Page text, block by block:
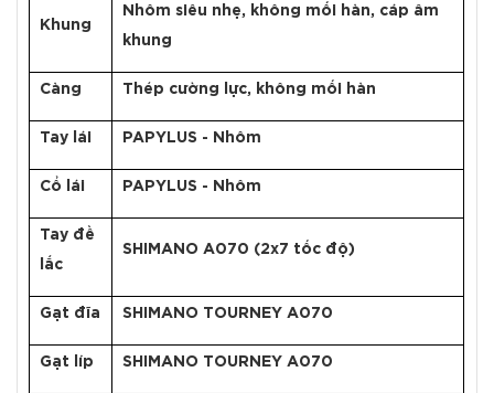
Khung
Nhôm siêu nhẹ, không mối hàn, cáp âm
khung
Càng Thép cường lực, không mối hàn
Tay lái PAPYLUS - Nhôm
Cổ lái PAPYLUS - Nhôm
Tay đề
lắc
SHIMANO A070 (2x7 tốc độ)
Gạt đĩa SHIMANO TOURNEY A070
Gạt líp SHIMANO TOURNEY A070